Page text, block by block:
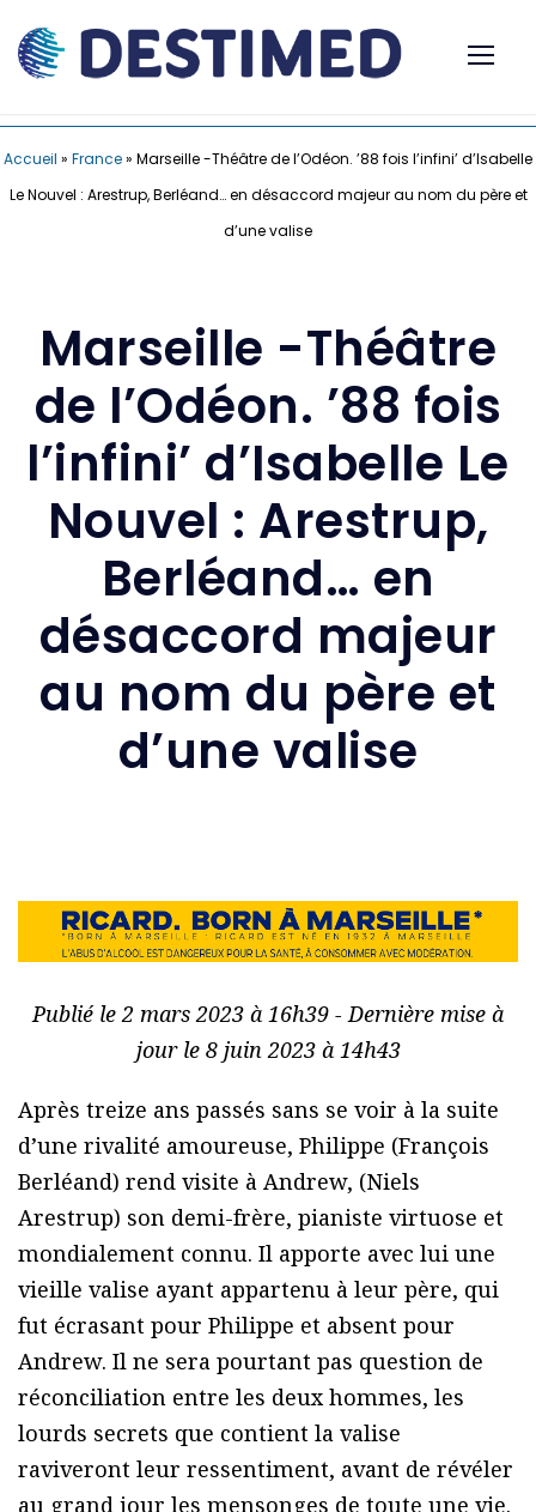
Accueil » France» Marseille -Théâtre de l’Odéon. ’88 fois l’infini’ d’Isabelle
Le Nouvel : Arestrup, Berléand… en désaccord majeur au nom du père et
d’une valise
Marseille -Théâtre
de l’Odéon. ’88 fois
l’infini’ d’Isabelle Le
Nouvel : Arestrup,
Berléand… en
désaccord majeur
au nom du père et
d’une valise
Publié le 2 mars 2023 à 16h39 - Dernière mise à
jour le 8 juin 2023 à 14h43
Après treize ans passés sans se voir à la suite
d’une rivalité amoureuse, Philippe (François
Berléand) rend visite à Andrew, (Niels
Arestrup) son demi-frère, pianiste virtuose et
mondialement connu. Il apporte avec lui une
vieille valise ayant appartenu à leur père, qui
fut écrasant pour Philippe et absent pour
Andrew. Il ne sera pourtant pas question de
réconciliation entre les deux hommes, les
lourds secrets que contient la valise
raviveront leur ressentiment, avant de révéler
au grand jour les mensonges de toute une vie.